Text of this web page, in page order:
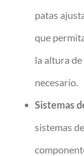
patas
que
la altura
necesario.
Sistemas
sistemas